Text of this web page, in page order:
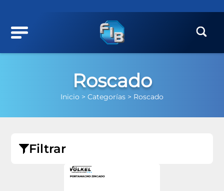
Roscado
Inicio > Categorías > Roscado
Filtrar